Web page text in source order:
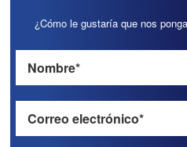
¿Cómo le gustaría que nos